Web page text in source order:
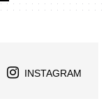
INSTAGRAM